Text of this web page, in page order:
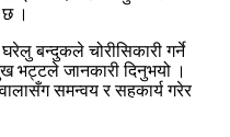
।
बन्दुकले चोरीसिकारी गर्ने
भट्टले जानकारी दिनुभयो ।
समन्वय र सहकार्य गरेर